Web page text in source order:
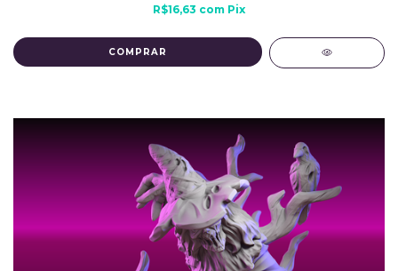
R$16,63 com Pix
COMPRAR